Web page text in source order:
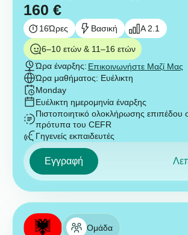
160 €
16Ώρες Βασική A 2.1
6–10 ετών & 11–16 ετών
Ώρα έναρξης: Επικοινωνήστε Μαζί Μας
Ώρα μαθήματος: Ευέλικτη
Monday
Ευέλικτη ημερομηνία έναρξης
Πιστοποιητικό ολοκλήρωσης
πρότυπα του CEFR
Γηγενείς εκπαιδευτές
Εγγραφή
Ομάδα